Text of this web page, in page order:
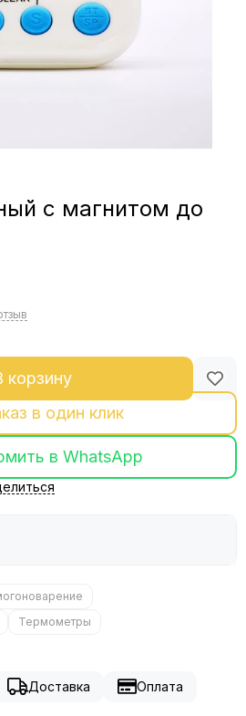
с магнитом до
корзину
в один клик
в WhatsApp
Термометры
Доставка Оплата